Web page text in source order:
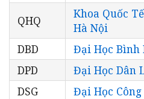
QHQ
Khoa Quốc
Hà Nội
DBD
Đại Học Bình
DPD
Đại Học Dân
DSG
Đại Học Công